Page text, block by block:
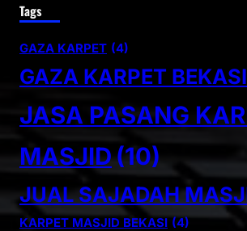
Tags
GAZA KARPET (4)
GAZA KARPET BEKASI
JASA PASANG
MASJID(10)
JUAL SAJADAH
KARPET MASJID BEKASI (4)